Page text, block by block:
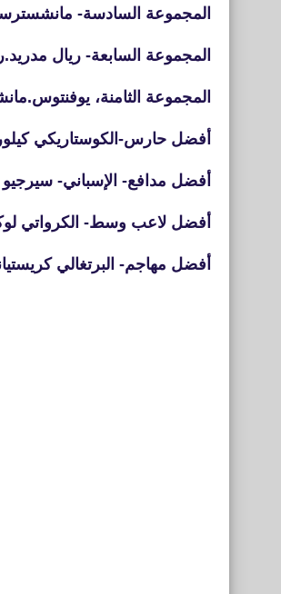
المجموعة السادسة-
المجموعة السابعة- ريال
المجموعة الثامنة،
أفضل حارس-الكوستاريكي
أفضل مدافع- الإسباني-
أفضل لاعب وسط- الكرواتي
أفضل مهاجم- البرتغالي